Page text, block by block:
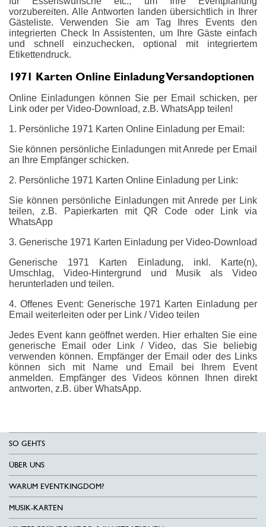
vorzubereiten. Alle Antworten landen übersichtlich in Ihrer
Gästeliste. Verwenden Sie am Tag Ihres Events den
integrierten Check In Assistenten, um Ihre Gäste einfach
und schnell einzuchecken, optional mit integriertem
Etikettendruck.
1971 Karten Online Einladung Versandoptionen
Online Einladungen können Sie per Email schicken, per
Link oder per Video-Download, z.B. WhatsApp teilen!
1. Persönliche 1971 Karten Online Einladung per Email:
Sie können persönliche Einladungen mit Anrede per Email
an Ihre Empfänger schicken.
2. Persönliche 1971 Karten Online Einladung per Link:
Sie können persönliche Einladungen mit Anrede per Link
teilen, z.B. Papierkarten mit QR Code oder Link via
WhatsApp
3. Generische 1971 Karten Einladung per Video-Download
Generische 1971 Karten Einladung, inkl. Karte(n),
Umschlag, Video-Hintergrund und Musik als Video
herunterladen und teilen.
4. Offenes Event: Generische 1971 Karten Einladung per
Email weiterleiten oder per Link / Video teilen
Jedes Event kann geöffnet werden. Hier erhalten Sie eine
generische Email oder Link / Video, das Sie beliebig
verwenden können. Empfänger der Email oder des Links
können sich mit Name und Email bei Ihrem Event
anmelden. Empfänger des Videos können Ihnen direkt
antworten, z.B. über WhatsApp.
SO GEHTS
ÜBER UNS
WARUM EVENTKINGDOM?
MUSIK-KARTEN